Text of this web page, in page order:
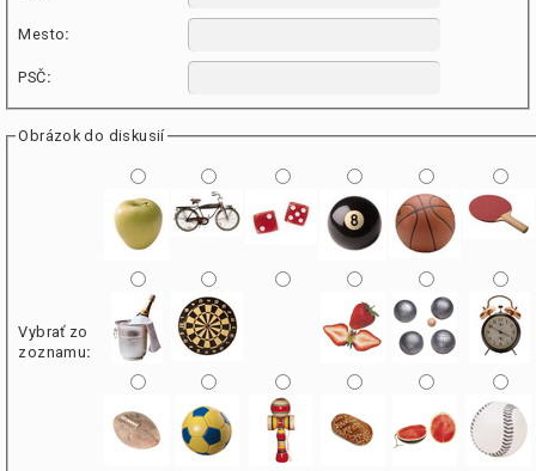
Mesto:
PSČ:
Obrázok do diskusií
Vybrať zo
zoznamu: